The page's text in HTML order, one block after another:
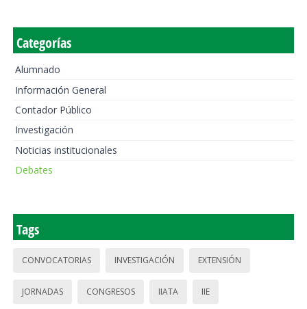
Categorías
Alumnado
Información General
Contador Público
Investigación
Noticias institucionales
Debates
Tags
CONVOCATORIAS INVESTIGACIÓN EXTENSIÓN
JORNADAS CONGRESOS IIATA IIE